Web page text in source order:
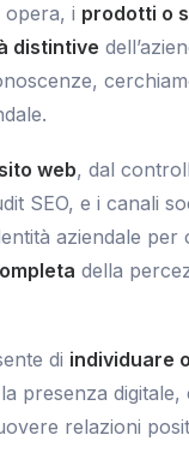
opera, i prodotti o
distintive
sito web, dal
SEO, e i canali
aziendale per
della
di individuare
presenza digitale,
relazioni